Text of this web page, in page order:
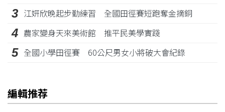
3 江姸欣晚起步勤練習 全國田徑賽短跑奪金摘銅
4 農家變身天來美術館 推平民美學實踐
5 全國小學田徑賽 60公尺男女小將破大會紀錄
編輯推荐